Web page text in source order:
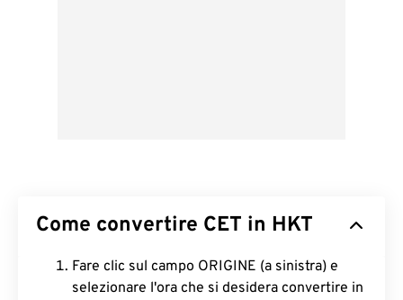
Come convertire CET in HKT
Fare clic sul campo ORIGINE (a sinistra) e
selezionare l'ora che si desidera convertire in